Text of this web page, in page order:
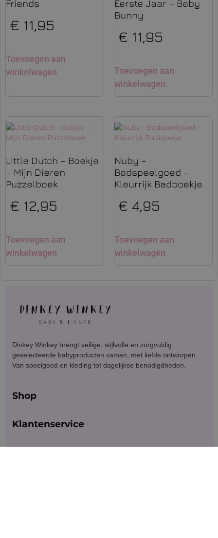
Friends
€ 11,95
Toevoegen aan
winkelwagen
Eerste Jaar – Baby
Bunny
€ 11,95
Toevoegen aan
winkelwagen
Little Dutch – Boekje
– Mijn Dieren
Puzzelboek
€ 12,95
Toevoegen aan
winkelwagen
Nuby –
Badspeelgoed –
Kleurrijk Badboekje
€ 4,95
Toevoegen aan
winkelwagen
Dinkey Winkey brengt veilige, stijlvolle en zorgvuldig
geselecteerde babyproducten samen, met liefde ontworpen.
Van speelgoed en kleding tot dagelijkse benodigdheden.
Shop
Klantenservice